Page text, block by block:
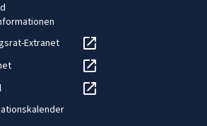
Extranet